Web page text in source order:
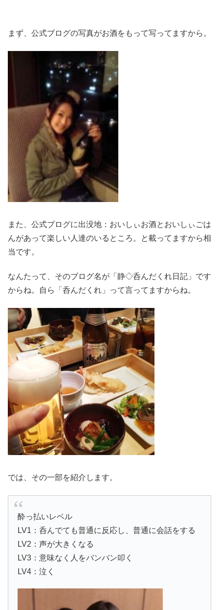
まず、公式ブログの写真がお酒をもって写ってますから。
また、公式ブログに出没地：おいしぃお酒とおいしぃごは
んがあって楽しい人達のいるところ。と載ってますから相
当です。
なんたって、そのブログ名が「静◇呑んだくれ日記」です
からね。自ら「呑んだくれ」って言ってますからね。
では、その一部を紹介します。
酔っ払いレベル
LV1：呑んでても普通に反応し、普通に会話をする
LV2：声が大きくなる
LV3：意味なく人をバンバン叩く
LV4：泣く